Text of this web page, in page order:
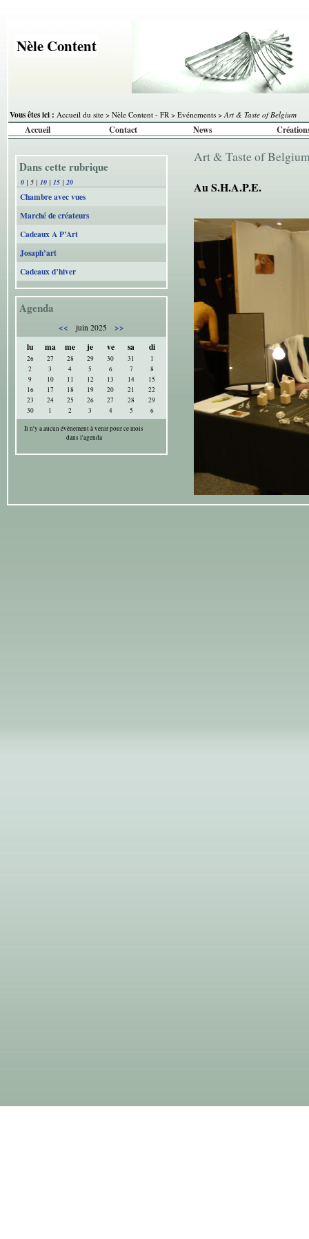
Nèle Content
Vous êtes ici : Accueil du site > Nèle Content - FR > Evénements >Art & Taste of Belgium
Accueil Contact News
Dans cette rubrique
0 | 5 | 10 | 15 | 20
Chambre avec vues
Marché de créateurs
Cadeaux A P’Art
Josaph’art
Cadeaux d’hiver
Agenda
<< juin 2025
>>
lu
ma me je ve sa di
26 27 28 29 30 31
1
2
3 4 5 6 7
8
9
10 11 12 13 14
15
16
17 18 19 20 21
22
23
24 25 26 27 28
29
30
1 2 3 4 5
6
Il n'y a aucun évènement à venir pour ce mois
dans l'agenda
Art & Taste of
Au S.H.A.P.E.